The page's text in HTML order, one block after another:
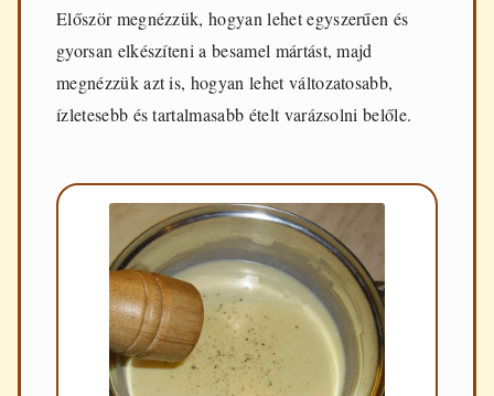
Először megnézzük, hogyan lehet egyszerűen és
gyorsan elkészíteni a besamel mártást, majd
megnézzük azt is, hogyan lehet változatosabb,
ízletesebb és tartalmasabb ételt varázsolni belőle.